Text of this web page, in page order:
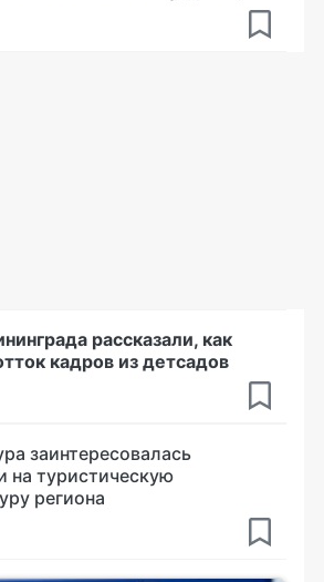
рассказали, как
кадров из детсадов
заинтересовалась
на туристическую
региона